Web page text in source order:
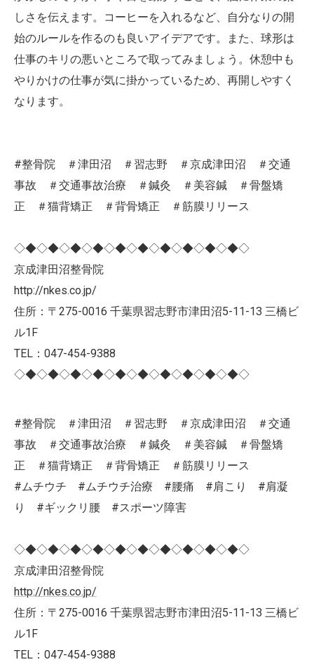
しさを伝えます。コーヒーを入れるなど、自分なりの開
始のルールを作るのも良いアイデアです。また、球形は
仕事のキリの悪いところで取ってみましょう。休憩中も
やりかけの仕事が気に掛かっているため、再開しやすく
なります。
#整骨院 ＃津田沼 ＃習志野 ＃京成津田沼 ＃交通
事故 ＃交通事故治療 ＃鍼灸 ＃美容鍼 ＃骨盤矯
正 ＃猫背矯正 ＃背骨矯正 ＃筋膜リリース
◇◆◇◆◇◆◇◆◇◆◇◆◇◆◇◆◇◆◇◆◇
京成津田沼整骨院
http://nkes.co.jp/
住所：〒275-0016 千葉県習志野市津田沼5-11-13 三橋ビ
ル1F
TEL：047-454-9388
◇◆◇◆◇◆◇◆◇◆◇◆◇◆◇◆◇◆◇◆◇
#整骨院 ＃津田沼 ＃習志野 ＃京成津田沼 ＃交通
事故 ＃交通事故治療 ＃鍼灸 ＃美容鍼 ＃骨盤矯
正 ＃猫背矯正 ＃背骨矯正 ＃筋膜リリース
#ムチウチ #ムチウチ治療 #腰痛 #肩こり #肩凝
り #ギックリ腰 #スポーツ障害
◇◆◇◆◇◆◇◆◇◆◇◆◇◆◇◆◇◆◇◆◇
京成津田沼整骨院
http://nkes.co.jp/
住所：〒275-0016 千葉県習志野市津田沼5-11-13 三橋ビ
ル1F
TEL：047-454-9388